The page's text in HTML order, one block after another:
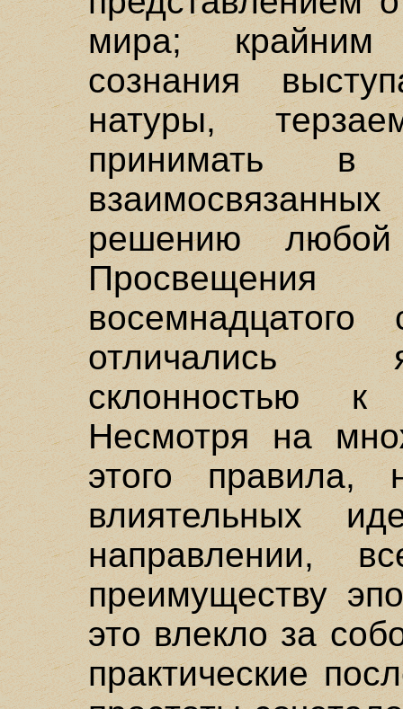
мира; крайним
сознания
натуры,
принимать в
решению
отличались
склонностью
Несмотря на
этого правила,
влиятельных
преимуществу
это влекло за
практические